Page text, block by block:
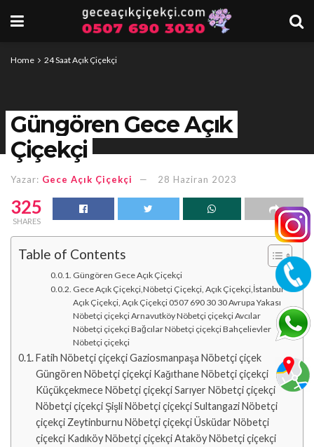
Home 24 Saat Açık Çiçekçi
Güngören Gece Açık
Çiçekçi
Yazar: Gece Açık Çiçekçi 28 Haziran 2023
325
SHARES
Table of Contents
Güngören Gece Açık Çiçekçi
Gece Açık Çiçekçi,Nöbetçi Çiçekçi, Açık Çiçekçi,İstanbul
Açık Çiçekçi, Açık Çiçekçi 0507 690 30 30 Avrupa Yakası
Nöbetçi çiçekçi Arnavutköy Nöbetçi çiçekçi Avcılar
Nöbetçi çiçekçi Bağcılar Nöbetçi çiçekçi Bahçelievler
Nöbetçi çiçekçi
Fatih Nöbetçi çiçekçi Gaziosmanpaşa Nöbetçi çiçek
Güngören Nöbetçi çiçekçi Kağıthane Nöbetçi çiçekçi
Küçükçekmece Nöbetçi çiçekçi Sarıyer Nöbetçi çiçekçi
Nöbetçi çiçekçi Şişli Nöbetçi çiçekçi Sultangazi Nöbetçi
çiçekçi Zeytinburnu Nöbetçi çiçekçi Üsküdar Nöbetçi
çiçekçi Kadıköy Nöbetçi çiçekçi Ataköy Nöbetçi çiçekçi